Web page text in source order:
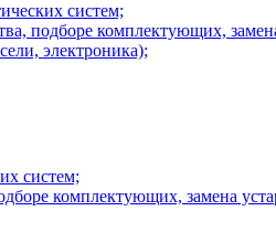
систем;
подборе комплектующих,
электроника);
систем;
комплектующих, замена